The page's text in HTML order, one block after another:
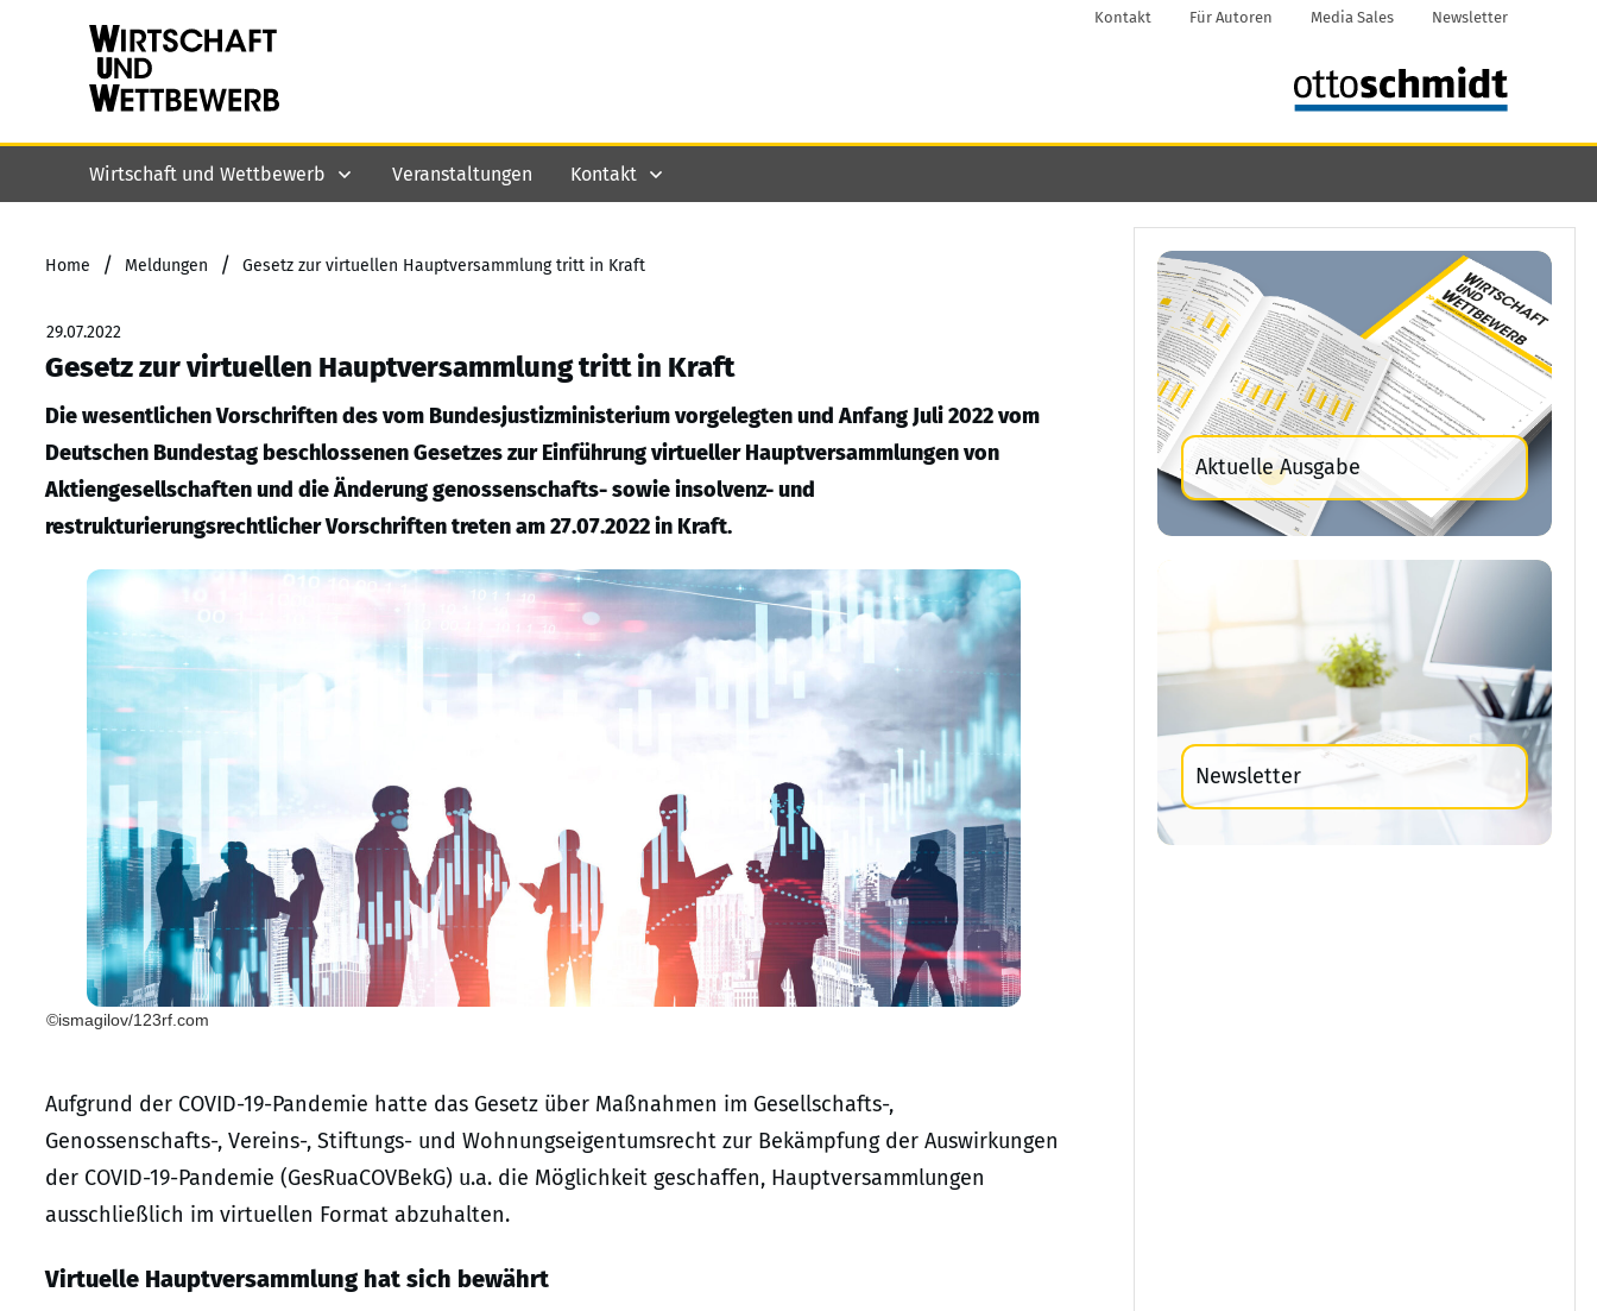
Kontakt Für Autoren Media Sales Newsletter
Wirtschaft und Wettbewerb Veranstaltungen Kontakt
Home / Meldungen / Gesetz zur virtuellen Hauptversammlung tritt in Kraft
29.07.2022
Gesetz zur virtuellen Hauptversammlung tritt in Kraft
Die wesentlichen Vorschriften des vom Bundesjustizministerium vorgelegten und Anfang Juli 2022 vom
Deutschen Bundestag beschlossenen Gesetzes zur Einführung virtueller Hauptversammlungen von
Aktiengesellschaften und die Änderung genossenschafts- sowie insolvenz- und
restrukturierungsrechtlicher Vorschriften treten am 27.07.2022 in Kraft.
©ismagilov/123rf.com
Aufgrund der COVID-19-Pandemie hatte das Gesetz über Maßnahmen im Gesellschafts-,
Genossenschafts-, Vereins-, Stiftungs- und Wohnungseigentumsrecht zur Bekämpfung der Auswirkungen
der COVID-19-Pandemie (GesRuaCOVBekG) u.a. die Möglichkeit geschaffen, Hauptversammlungen
ausschließlich im virtuellen Format abzuhalten.
Virtuelle Hauptversammlung hat sich bewährt
Aktuelle Ausgabe
Newsletter